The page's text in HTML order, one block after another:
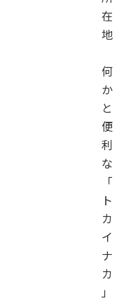
在
地
何
か
と
便
利
な
「
ト
カ
イ
ナ
カ
」